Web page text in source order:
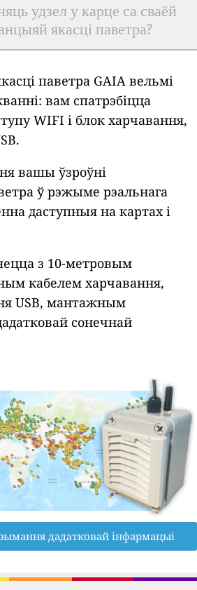
удзел у карце са сваёй
якасці паветра?
паветра GAIA вельмі
вам спатрэбіцца
WIFI і блок харчавання,
вашы ўзроўні
ў рэжыме рэальнага
даступныя на картах і
з 10-метровым
кабелем харчавання,
USB, мантажным
сонечнай
дадатковай інфармацыі